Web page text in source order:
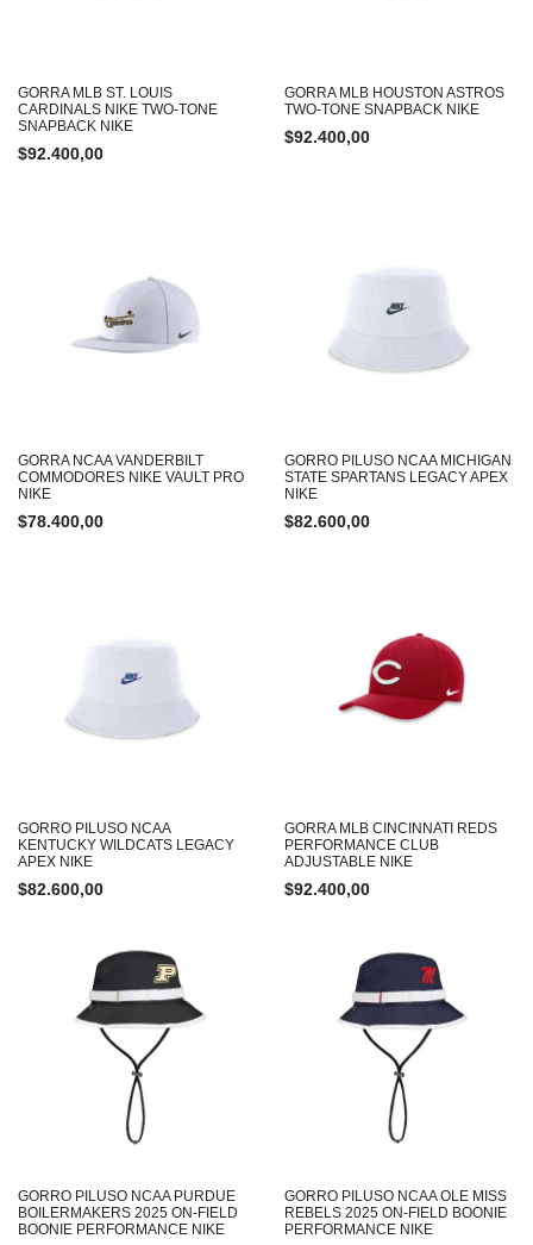
GORRA MLB ST. LOUIS
CARDINALS NIKE TWO-TONE
SNAPBACK NIKE
$92.400,00
GORRA MLB HOUSTON ASTROS
TWO-TONE SNAPBACK NIKE
$92.400,00
GORRA NCAA VANDERBILT
COMMODORES NIKE VAULT PRO
NIKE
$78.400,00
GORRO PILUSO NCAA MICHIGAN
STATE SPARTANS LEGACY APEX
NIKE
$82.600,00
GORRO PILUSO NCAA
KENTUCKY WILDCATS LEGACY
APEX NIKE
$82.600,00
GORRA MLB CINCINNATI REDS
PERFORMANCE CLUB
ADJUSTABLE NIKE
$92.400,00
GORRO PILUSO NCAA PURDUE
BOILERMAKERS 2025 ON-FIELD
BOONIE PERFORMANCE NIKE
GORRO PILUSO NCAA OLE MISS
REBELS 2025 ON-FIELD BOONIE
PERFORMANCE NIKE